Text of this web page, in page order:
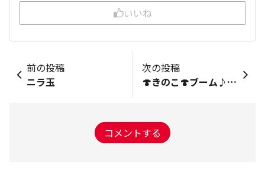
いいね
前の投稿
ニラ玉
次の投稿
🍄きのこ🍄ブーム♪♬♪
コメントする